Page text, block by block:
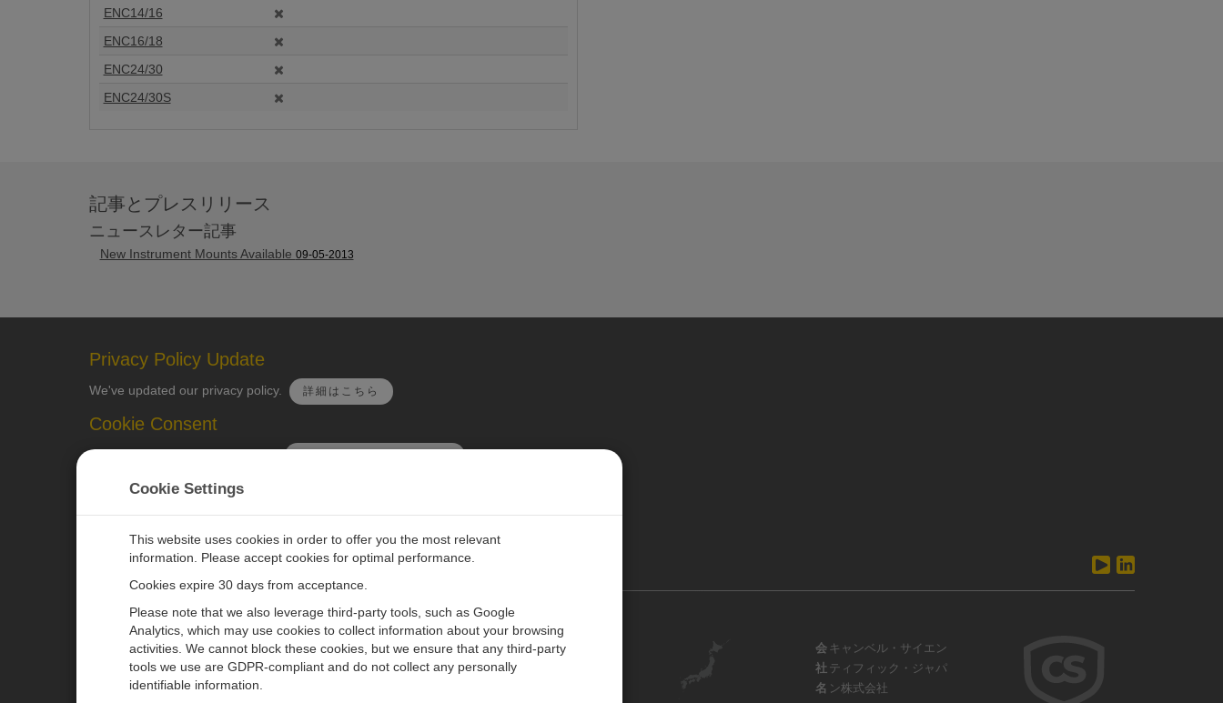
ENC14/16
ENC16/18
ENC24/30
ENC24/30S
記事とプレスリリース
ニュースレター記事
New Instrument Mounts Available 09-05-2013
Privacy Policy Update
We've updated our privacy policy. 詳細はこちら
Cookie Consent
Update your cookie preferences.
CAMPBELL SCIENTIFIC JAPAN
ソリューション
ニュースルーム
パートナー
お問い合わせ
キャリア
会
社
名
キャンベル・サイエン
ティフィック・ジャパ
ン株式会社
Cookie Settings
This website uses cookies in order to offer you the most relevant
information. Please accept cookies for optimal performance.
Cookies expire 30 days from acceptance.
Please note that we also leverage third-party tools, such as Google
Analytics, which may use cookies to collect information about your browsing
activities. We cannot block these cookies, but we ensure that any third-party
tools we use are GDPR-compliant and do not collect any personally
identifiable information.